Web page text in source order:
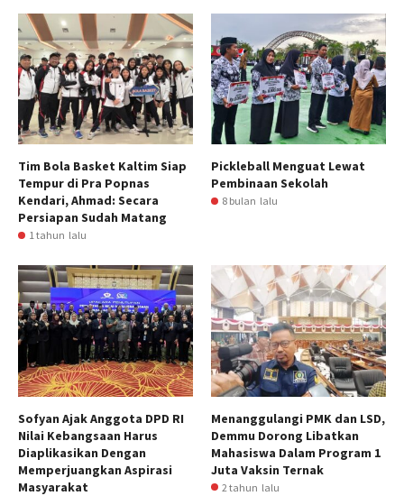
Tim Bola Basket Kaltim Siap
Tempur di Pra Popnas
Kendari, Ahmad: Secara
Persiapan Sudah Matang
1 tahun lalu
Pickleball Menguat Lewat
Pembinaan Sekolah
8 bulan lalu
Sofyan Ajak Anggota DPD RI
Nilai Kebangsaan Harus
Diaplikasikan Dengan
Memperjuangkan Aspirasi
Masyarakat
Menanggulangi PMK dan LSD,
Demmu Dorong Libatkan
Mahasiswa Dalam Program 1
Juta Vaksin Ternak
2 tahun lalu